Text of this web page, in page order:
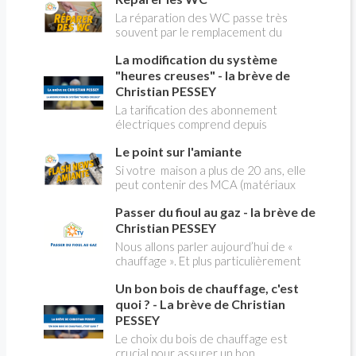
La réparation des WC passe très
souvent par le remplacement du
expliquer
La modification du système
"heures creuses" - la brève de
Christian PESSEY
La tarification des abonnement
électriques comprend depuis
pleines, heures creuses. Aujourd'hui
Christian PESSEY vous explique tout
ce qu'il faut savoir sur la nouvelle
modification du système "heures
creuses" qui concerne près de 15
millions de Français !
Le point sur l'amiante
Si votre maison a plus de 20 ans, elle
peut contenir des MCA (matériaux
panique, on fait le point dans notre
flash news n°3 spéciale Amiante et
ses dangers avec Christian Pessey
Passer du fioul au gaz - la brève de
Christian PESSEY
Nous allons parler aujourd’hui de «
chauffage ». Et plus particulièrement
aborder l’abandon du fioul au profit du
gaz.
Un bon bois de chauffage, c'est
quoi ? - La brève de Christian
PESSEY
Le choix du bois de chauffage est
crucial pour assurer un bon